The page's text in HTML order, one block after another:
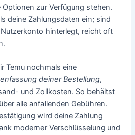
zur Verfügung stehen.
deine Zahlungsdaten ein; sind
hinterlegt, reicht oft
Temu nochmals eine
deiner Bestellung,
und Zollkosten. So behältst
alle anfallenden Gebühren.
wird deine Zahlung
moderner Verschlüsselung und